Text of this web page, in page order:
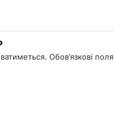
Обов’язкові